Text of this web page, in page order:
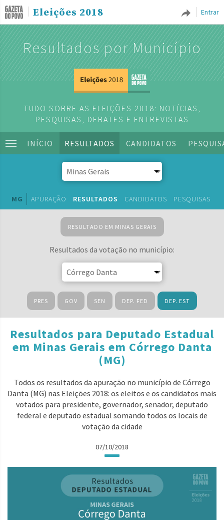
Entrar
Eleições 2018
Resultados por Município
TUDO SOBRE AS ELEIÇÕES 2018: NOTÍCIAS,
PESQUISAS, DEBATES E ENTREVISTAS
INÍCIO RESULTADOS CANDIDATOS
MG APURAÇÃO RESULTADOS CANDIDATOS PESQUISAS
RESULTADO EM MINAS GERAIS
Resultados da votação no município:
PRES GOV SEN DEP. FED DEP. EST
Resultados para Deputado Estadual
em Minas Gerais em Córrego Danta
(MG)
Todos os resultados da apuração no município de Córrego
Danta (MG) nas Eleições 2018: os eleitos e os candidatos mais
votados para presidente, governador, senador, deputado
federal e deputado estadual somando todos os locais de
votação da cidade
07/10/2018